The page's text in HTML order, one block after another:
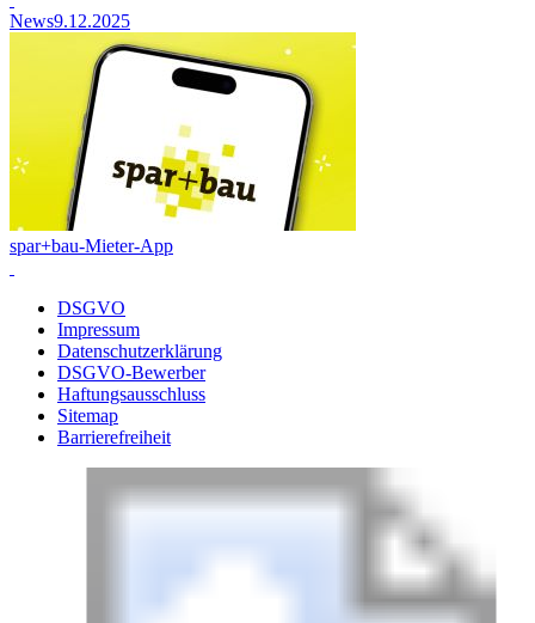
News9.12.2025
spar+bau-Mieter-App
DSGVO
Impressum
Datenschutzerklärung
DSGVO-Bewerber
Haftungsausschluss
Sitemap
Barrierefreiheit